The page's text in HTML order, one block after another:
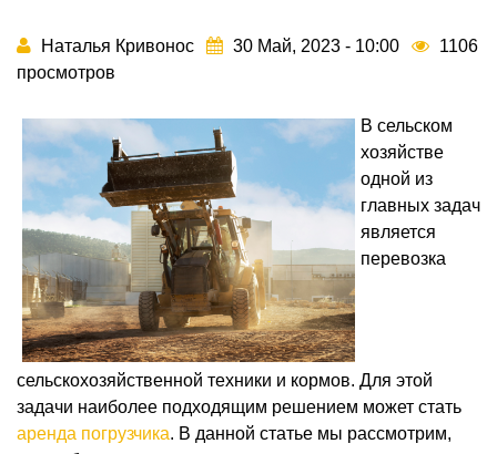
Наталья Кривонос 30 Май, 2023 - 10:00
1106
просмотров
В сельском
хозяйстве
одной из
главных задач
является
перевозка
сельскохозяйственной техники и кормов. Для этой
задачи наиболее подходящим решением может стать
аренда погрузчика. В данной статье мы рассмотрим,